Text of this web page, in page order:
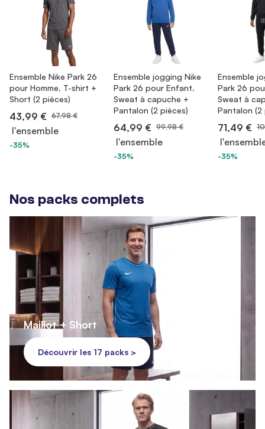
Ensemble Nike Park 26
pour Homme. T-shirt +
Short (2 pièces)
43,99 € 67,98 €
l'ensemble
-35%
Ensemble jogging Nike
Park 26 pour Enfant.
Sweat à capuche +
Pantalon (2 pièces)
64,99 € 99,98 €
l'ensemble
-35%
Ensemble
Park 26
Sweat à
Pantalon (2
71,49 €
-35%
Nos packs complets
Maillot + Short
Découvrir les 17 packs >